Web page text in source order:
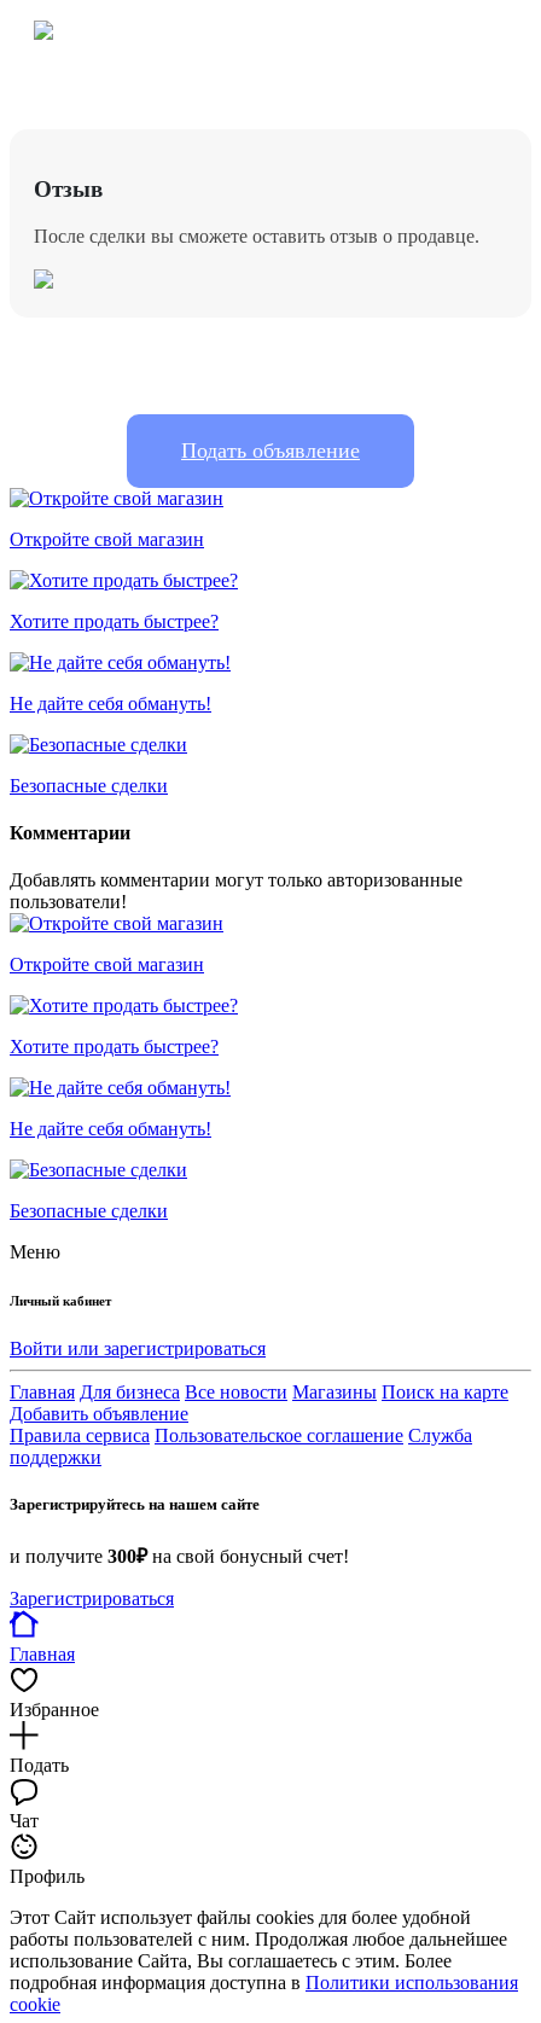
Отзыв
После сделки вы сможете оставить отзыв о продавце.
Подать объявление
Откройте свой магазин
Хотите продать быстрее?
Не дайте себя обмануть!
Безопасные сделки
Комментарии
Добавлять комментарии могут только авторизованные
пользователи!
Откройте свой магазин
Хотите продать быстрее?
Не дайте себя обмануть!
Безопасные сделки
Меню
Личный кабинет
Войти или зарегистрироваться
Главная Для бизнеса Все новости Магазины Поиск на карте
Добавить объявление
Правила сервиса Пользовательское соглашение Служба
поддержки
Зарегистрируйтесь на нашем сайте
и получите 300₽на свой бонусный счет!
Зарегистрироваться
Главная
Избранное
Подать
Чат
Профиль
Этот Сайт использует файлы cookies для более удобной
работы пользователей с ним. Продолжая любое дальнейшее
использование Сайта, Вы соглашаетесь с этим. Более
подробная информация доступна в Политики использования
cookie